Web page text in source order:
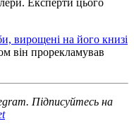
вирощені на його книзі
він прорекламував
Підписуйтесь на